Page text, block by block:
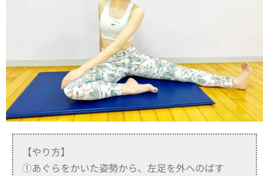
【やり方】
①あぐらをかいた姿勢から、左足を外へのばす